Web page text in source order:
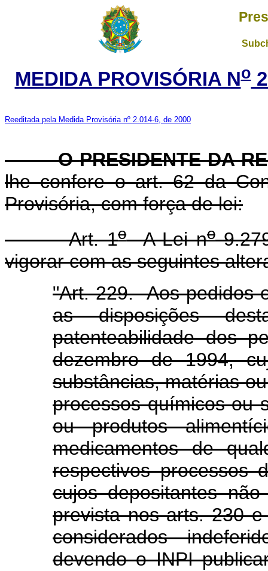
MEDIDA PROVISÓRIA No
Reeditada pela Medida Provisória nº 2.014-6, de 2000
O PRESIDENTE DA
lhe confere o art. 62 da
Provisória, com força de lei:
Art. 1oA Lei no
vigorar com as seguintes
"Art. 229. Aos pedidos
as disposições
patenteabilidade dos
dezembro de 1994,
substâncias, matérias
processos químicos ou
ou produtos
medicamentos de
respectivos processos
cujos depositantes
prevista nos arts. 230
considerados
devendo o INPI